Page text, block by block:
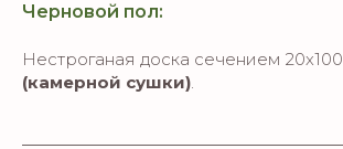
Черновой пол:
Нестроганая доска сечением
(камерной сушки).